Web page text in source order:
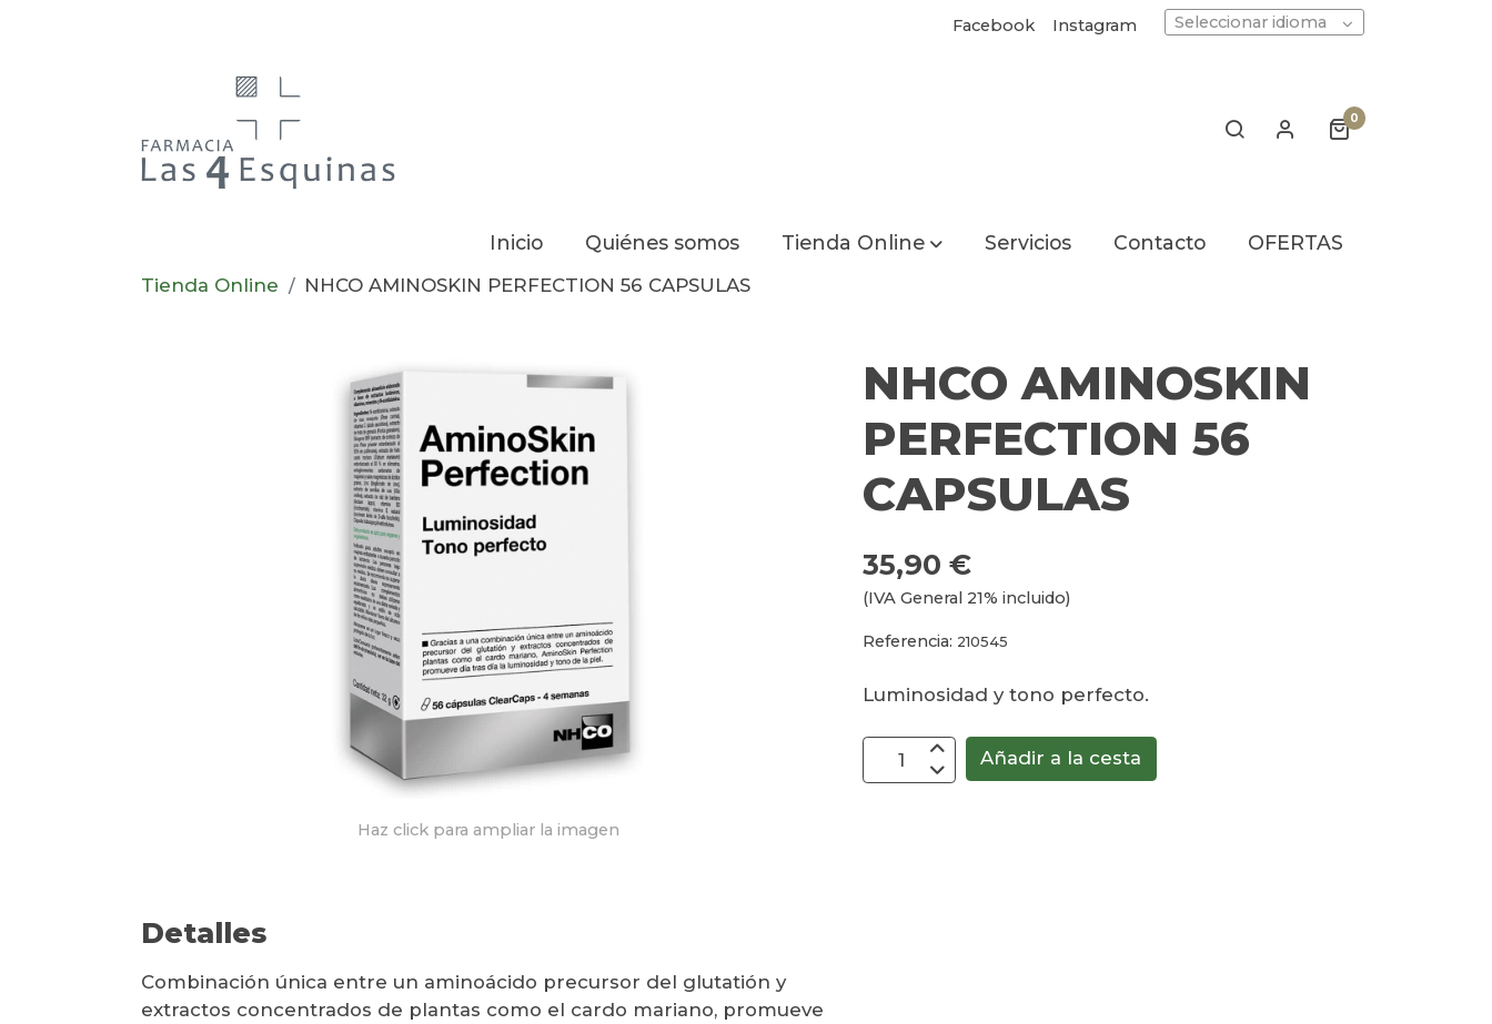
Facebook Instagram Seleccionar idioma
0
Inicio Quiénes somos Tienda Online Servicios Contacto OFERTAS
Tienda Online NHCO AMINOSKIN PERFECTION 56 CAPSULAS
Haz click para ampliar la imagen
Detalles
Combinación única entre un aminoácido precursor del glutatión y
extractos concentrados de plantas como el cardo mariano, promueve
NHCO AMINOSKIN
PERFECTION 56
CAPSULAS
35,90 €
(IVA General 21% incluido)
Referencia: 210545
Luminosidad y tono perfecto.
Añadir a la cesta